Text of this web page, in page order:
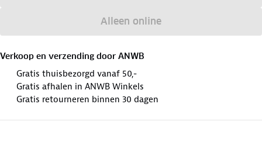
Alleen online
Verkoop en verzending door ANWB
Gratis thuisbezorgd vanaf 50,-
Gratis afhalen in ANWB Winkels
Gratis retourneren binnen 30 dagen